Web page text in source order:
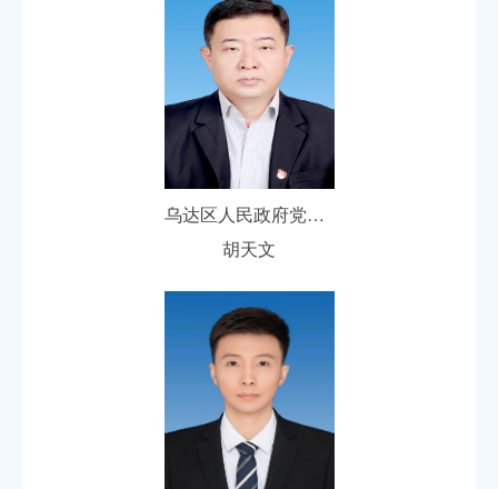
乌达区人民政府党组成员、副区长
胡天文